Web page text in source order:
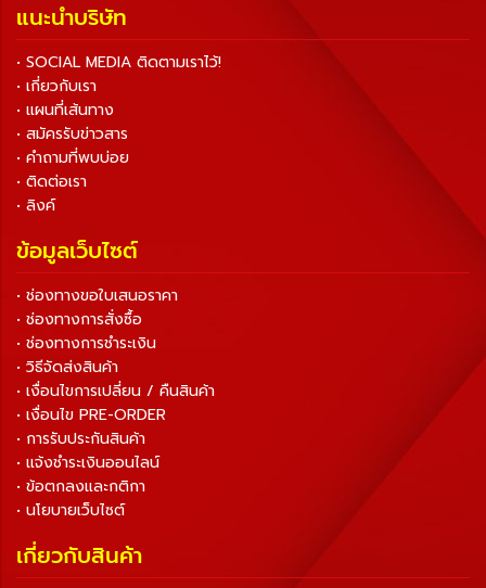
แนะนำบริษัท
• SOCIAL MEDIA ติดตามเราไว้!
• เกี่ยวกับเรา
• แผนที่เส้นทาง
• สมัครรับข่าวสาร
• คำถามที่พบบ่อย
• ติดต่อเรา
• ลิงค์
ข้อมูลเว็บไซต์
• ช่องทางขอใบเสนอราคา
• ช่องทางการสั่งซื้อ
• ช่องทางการชำระเงิน
• วิธีจัดส่งสินค้า
• เงื่อนไขการเปลี่ยน / คืนสินค้า
• เงื่อนไข PRE-ORDER
• การรับประกันสินค้า
• แจ้งชำระเงินออนไลน์
• ข้อตกลงและกติกา
• นโยบายเว็บไซต์
เกี่ยวกับสินค้า